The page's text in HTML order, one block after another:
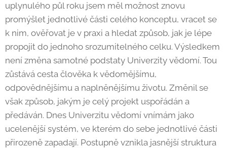
uplynulého půl roku jsem měl možnost znovu
promýšlet jednotlivé části celého konceptu, vracet se
k nim, ověřovat je v praxi a hledat způsob, jak je lépe
propojit do jednoho srozumitelného celku. Výsledkem
není změna samotné podstaty Univerzity vědomí. Tou
zůstává cesta člověka k vědomějšímu,
odpovědnějšímu a naplněnějšímu životu. Změnil se
však způsob, jakým je celý projekt uspořádán a
předáván. Dnes Univerzitu vědomí vnímám jako
ucelenější systém, ve kterém do sebe jednotlivé části
přirozeně zapadají. Postupně vznikla jasnější struktura